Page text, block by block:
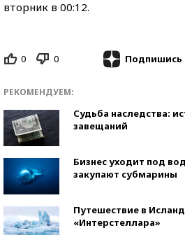
вторник в 00:12.
0 0 Подпишись
РЕКОМЕНДУЕМ:
Судьба наследства:
завещаний
Бизнес уходит под
закупают субмарины
Путешествие в
«Интерстеллара»